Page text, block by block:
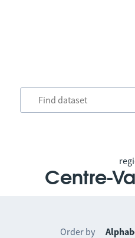
Centre-
Order by